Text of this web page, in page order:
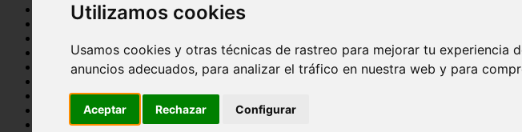
Utilizamos cookies
Usamos cookies y otras técnicas de rastreo para mejorar tu
anuncios adecuados, para analizar el tráfico en nuestra web y para
Aceptar Rechazar Configurar
Córdoba - córdoba
Barcelona - barcelona
Ciudad-real - montiel
Santa-cruz-de-tenerife - guía-de-isora
La-rioja - casalarreina
Almería - roquetas-de-mar
Madrid - pozuelo-de-alarcón